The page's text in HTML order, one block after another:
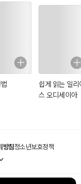
쉽게 읽는 일리
스 오디세이아
방침청소년보호정책